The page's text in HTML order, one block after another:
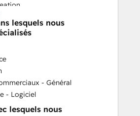
Marketing
Integrations
Training
Training
and Analysis
lesquels nous
- Général
- Logiciel
lesquels nous